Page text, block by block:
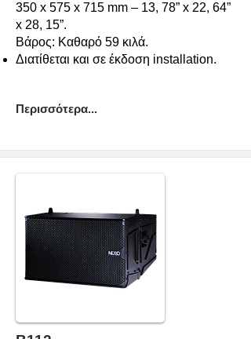
350 x 575 x 715 mm – 13, 78” x 22, 64”
x 28, 15”.
Βάρος: Καθαρό 59 κιλά.
Διατίθεται και σε έκδοση installation.
Περισσότερα...